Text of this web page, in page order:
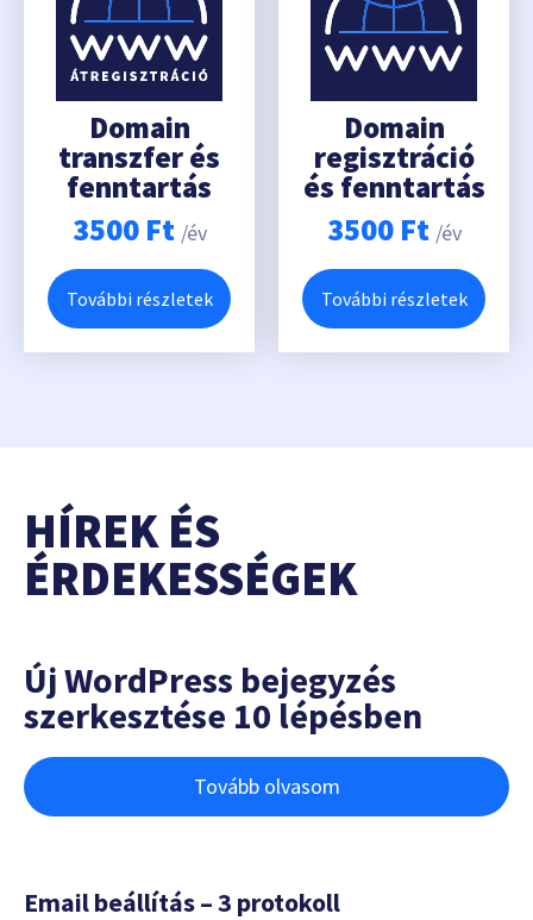
Domain
transzfer és
fenntartás
3500 Ft /év
További részletek
Domain
regisztráció
és fenntartás
3500 Ft /év
További részletek
HÍREK ÉS
ÉRDEKESSÉGEK
Új WordPress bejegyzés
szerkesztése 10 lépésben
Tovább olvasom
Email beállítás – 3 protokoll